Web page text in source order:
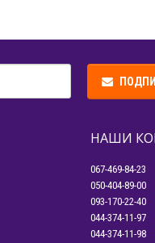
НАШИ
067-469-84-23
050-404-89-00
093-170-22-40
044-374-11-97
044-374-11-98